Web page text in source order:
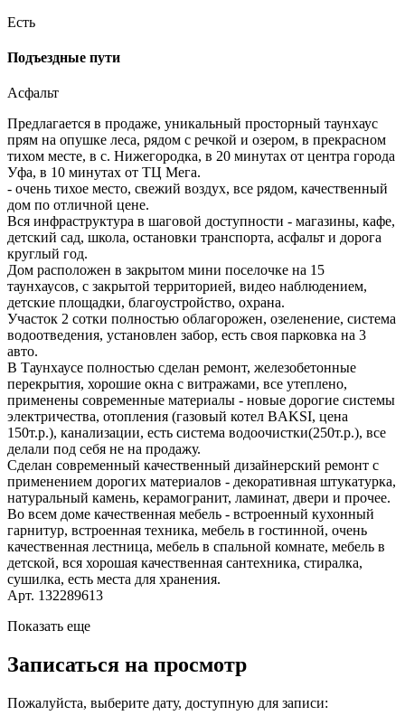
Есть
Подъездные пути
Асфальт
Предлагается в продаже, уникальный просторный таунхаус
прям на опушке леса, рядом с речкой и озером, в прекрасном
тихом месте, в с. Нижегородка, в 20 минутах от центра города
Уфа, в 10 минутах от ТЦ Мега.
- очень тихое место, свежий воздух, все рядом, качественный
дом по отличной цене.
Вся инфраструктура в шаговой доступности - магазины, кафе,
детский сад, школа, остановки транспорта, асфальт и дорога
круглый год.
Дом расположен в закрытом мини поселочке на 15
таунхаусов, с закрытой территорией, видео наблюдением,
детские площадки, благоустройство, охрана.
Участок 2 сотки полностью облагорожен, озеленение, система
водоотведения, установлен забор, есть своя парковка на 3
авто.
В Таунхаусе полностью сделан ремонт, железобетонные
перекрытия, хорошие окна с витражами, все утеплено,
применены современные материалы - новые дорогие системы
электричества, отопления (газовый котел BAKSI, цена
150т.р.), канализации, есть система водоочистки(250т.р.), все
делали под себя не на продажу.
Сделан современный качественный дизайнерский ремонт с
применением дорогих материалов - декоративная штукатурка,
натуральный камень, керамогранит, ламинат, двери и прочее.
Во всем доме качественная мебель - встроенный кухонный
гарнитур, встроенная техника, мебель в гостинной, очень
качественная лестница, мебель в спальной комнате, мебель в
детской, вся хорошая качественная сантехника, стиралка,
сушилка, есть места для хранения.
Арт. 132289613
Показать еще
Записаться на просмотр
Пожалуйста, выберите дату, доступную для записи: